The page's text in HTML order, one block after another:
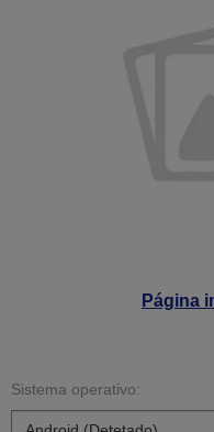
Página
Sistema operativo: